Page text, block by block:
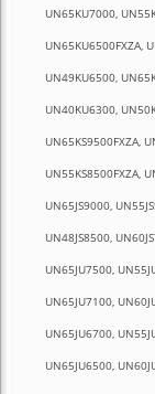
UN65KU7000,
UN65KU6500FXZA,
UN49KU6500,
UN40KU6300,
UN65KS9500FXZA,
UN55KS8500FXZA,
UN65JS9000,
UN48JS8500,
UN65JU7500,
UN65JU7100,
UN65JU6700,
UN65JU6500,